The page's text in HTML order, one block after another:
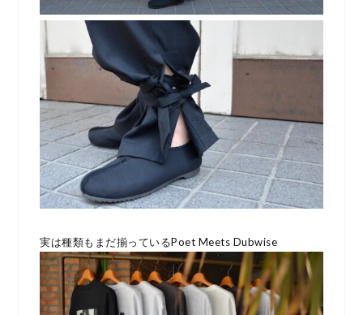
実は種類もまだ揃っているPoet Meets Dubwise